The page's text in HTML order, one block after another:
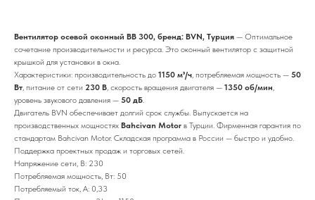
Вентилятор осевой оконный BB 300, бренд: BVN, Турция — Оптимальное
сочетание производительности и ресурса. Это оконный вентилятор с защитной
крышкой для установки в окна.
Характеристики: производительность до 1150 м³/ч, потребляемая мощность — 50
Вт, питание от сети 230 В, скорость вращения двигателя — 1350 об/мин,
уровень звукового давления — 50 дБ.
Двигатель BVN обеспечивает долгий срок службы. Выпускается на
производственных мощностях Bahcivan Motor в Турции. Фирменная гарантия по
стандартам Bahcivan Motor. Складская программа в России — быстро и удобно.
Поддержка проектных продаж и торговых сетей.
Напряжение сети, В: 230
Потребляемая мощность, Вт: 50
Потребляемый ток, А: 0,33